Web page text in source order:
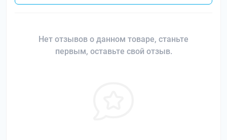
Нет отзывов о данном товаре, станьте
первым, оставьте свой отзыв.